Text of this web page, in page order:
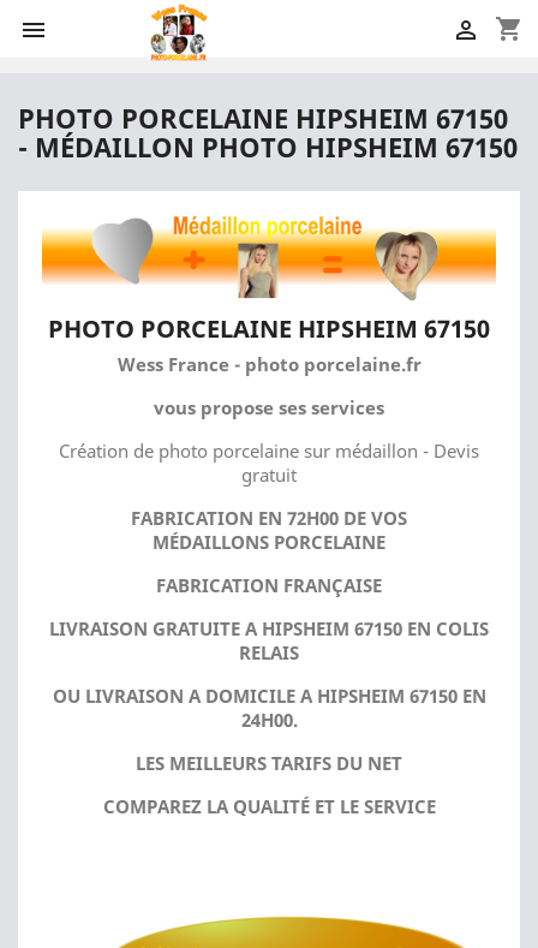
 shopping_cart

PHOTO PORCELAINE HIPSHEIM 67150
- MÉDAILLON PHOTO HIPSHEIM 67150
PHOTO PORCELAINE HIPSHEIM 67150
Wess France - photo porcelaine.fr
vous propose ses services
Création de photo porcelaine sur médaillon - Devis
gratuit
FABRICATION EN 72H00 DE VOS
MÉDAILLONS PORCELAINE
FABRICATION FRANÇAISE
LIVRAISON GRATUITE A HIPSHEIM 67150 EN COLIS
RELAIS
OU LIVRAISON A DOMICILE A HIPSHEIM 67150 EN
24H00.
LES MEILLEURS TARIFS DU NET
COMPAREZ LA QUALITÉ ET LE SERVICE